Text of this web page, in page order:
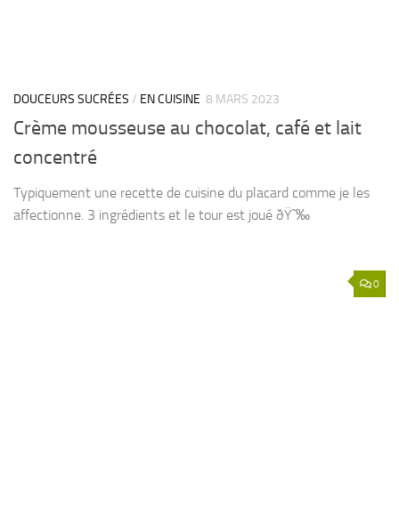
DOUCEURS SUCRÉES / EN CUISINE 8 MARS 2023
Crème mousseuse au chocolat, café et lait
concentré
Typiquement une recette de cuisine du placard comme je les
affectionne. 3 ingrédients et le tour est joué ðŸ˜‰
0